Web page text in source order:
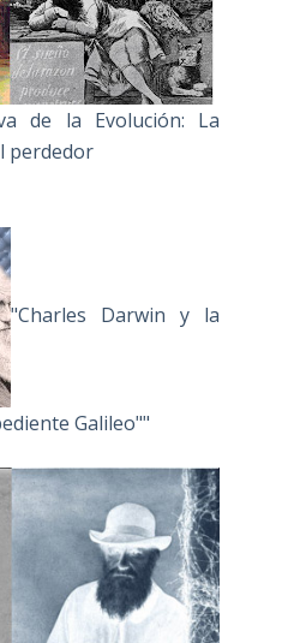
de la Evolución: La
perdedor
"Charles Darwin y la
Galileo""